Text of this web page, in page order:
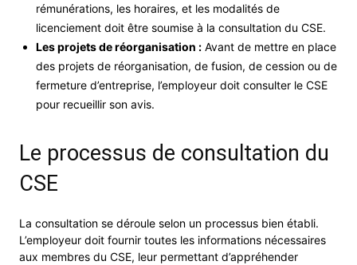
rémunérations, les horaires, et les modalités de
licenciement doit être soumise à la consultation du CSE.
Les projets de réorganisation : Avant de mettre en place
des projets de réorganisation, de fusion, de cession ou de
fermeture d’entreprise, l’employeur doit consulter le CSE
pour recueillir son avis.
Le processus de consultation du
CSE
La consultation se déroule selon un processus bien établi.
L’employeur doit fournir toutes les informations nécessaires
aux membres du CSE, leur permettant d’appréhender